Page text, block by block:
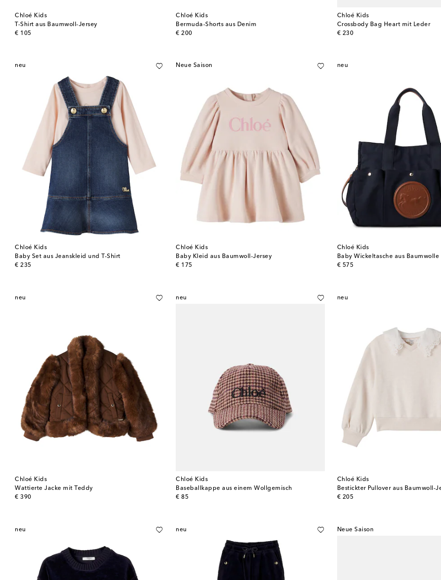
Chloé Kids
T-Shirt aus Baumwoll-Jersey
€ 105
original price
Chloé Kids
Bermuda-Shorts aus Denim
€ 200
original price
Chloé Kids
Crossbody Bag Heart mit Leder
€ 230
original price
neu
Chloé Kids
Baby Set aus Jeanskleid und T-Shirt
€ 235
original price
Neue Saison
Chloé Kids
Baby Kleid aus Baumwoll-Jersey
€ 175
original price
neu
Chloé Kids
Baby Wickeltasche aus
€ 575
original price
neu
Chloé Kids
Wattierte Jacke mit Teddy
€ 390
original price
neu
Chloé Kids
Baseballkappe aus einem Wollgemisch
€ 85
original price
neu
Chloé Kids
Bestickter Pullover aus Baumwoll-
€ 205
original price
neu neu Neue Saison